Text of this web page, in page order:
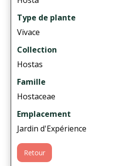
Type de plante
Vivace
Collection
Hostas
Famille
Hostaceae
Emplacement
Jardin d'Expérience
Retour